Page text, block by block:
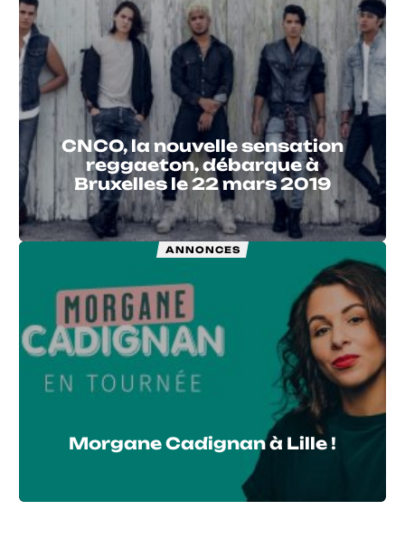
CNCO, la nouvelle sensation
reggaeton, débarque à
Bruxelles le 22 mars 2019
ANNONCES
Morgane Cadignan à Lille !